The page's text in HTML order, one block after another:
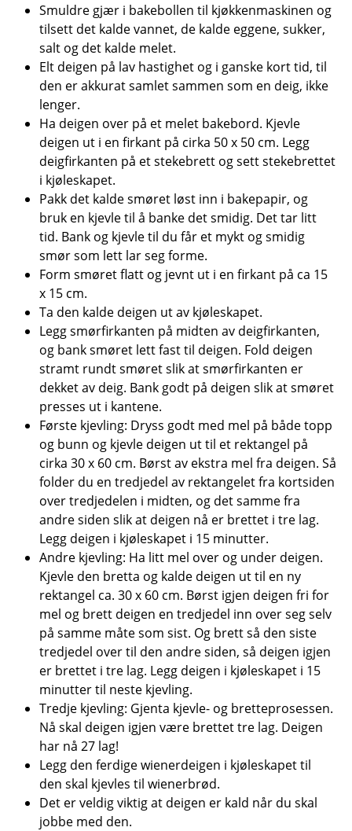
Smuldre gjær i bakebollen til kjøkkenmaskinen og
tilsett det kalde vannet, de kalde eggene, sukker,
salt og det kalde melet.
Elt deigen på lav hastighet og i ganske kort tid, til
den er akkurat samlet sammen som en deig, ikke
lenger.
Ha deigen over på et melet bakebord. Kjevle
deigen ut i en firkant på cirka 50 x 50 cm. Legg
deigfirkanten på et stekebrett og sett stekebrettet
i kjøleskapet.
Pakk det kalde smøret løst inn i bakepapir, og
bruk en kjevle til å banke det smidig. Det tar litt
tid. Bank og kjevle til du får et mykt og smidig
smør som lett lar seg forme.
Form smøret flatt og jevnt ut i en firkant på ca 15
x 15 cm.
Ta den kalde deigen ut av kjøleskapet.
Legg smørfirkanten på midten av deigfirkanten,
og bank smøret lett fast til deigen. Fold deigen
stramt rundt smøret slik at smørfirkanten er
dekket av deig. Bank godt på deigen slik at smøret
presses ut i kantene.
Første kjevling: Dryss godt med mel på både topp
og bunn og kjevle deigen ut til et rektangel på
cirka 30 x 60 cm. Børst av ekstra mel fra deigen. Så
folder du en tredjedel av rektangelet fra kortsiden
over tredjedelen i midten, og det samme fra
andre siden slik at deigen nå er brettet i tre lag.
Legg deigen i kjøleskapet i 15 minutter.
Andre kjevling: Ha litt mel over og under deigen.
Kjevle den bretta og kalde deigen ut til en ny
rektangel ca. 30 x 60 cm. Børst igjen deigen fri for
mel og brett deigen en tredjedel inn over seg selv
på samme måte som sist. Og brett så den siste
tredjedel over til den andre siden, så deigen igjen
er brettet i tre lag. Legg deigen i kjøleskapet i 15
minutter til neste kjevling.
Tredje kjevling: Gjenta kjevle- og bretteprosessen.
Nå skal deigen igjen være brettet tre lag. Deigen
har nå 27 lag!
Legg den ferdige wienerdeigen i kjøleskapet til
den skal kjevles til wienerbrød.
Det er veldig viktig at deigen er kald når du skal
jobbe med den.